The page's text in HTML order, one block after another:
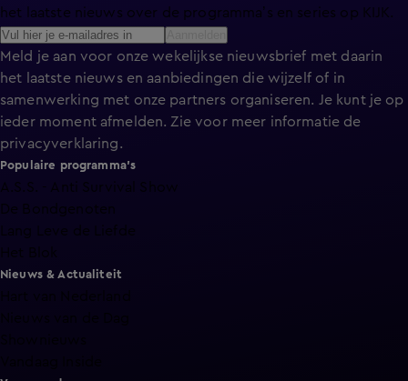
het laatste nieuws over de programma’s en series op KIJK.
Meld je aan voor onze wekelijkse nieuwsbrief met daarin
het laatste nieuws en aanbiedingen die wijzelf of in
samenwerking met onze partners organiseren. Je kunt je op
ieder moment afmelden. Zie voor meer informatie de
privacyverklaring.
Populaire programma's
A.S.S. - Anti Survival Show
De Bondgenoten
Lang Leve de Liefde
Nieuws & Actualiteit